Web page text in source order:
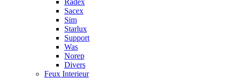
Radex
Sacex
Sim
Starlux
Support
Was
Norep
Divers
Feux Interieur